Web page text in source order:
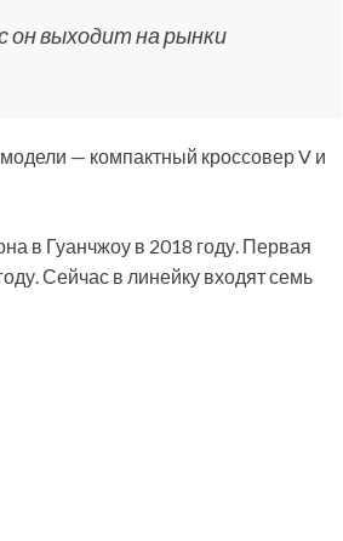
он выходит на рынки
— компактный кроссовер V и
в Гуанчжоу в 2018 году. Первая
Сейчас в линейку входят семь